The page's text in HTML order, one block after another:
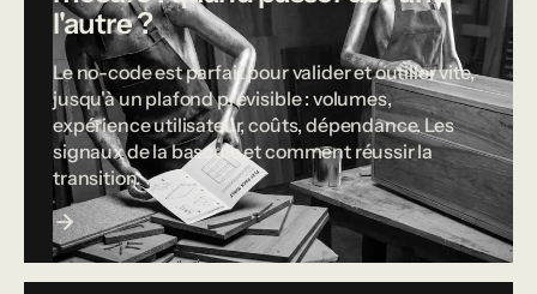
l'autre ?
Le no-code est parfait pour valider et outiller vite,
jusqu'à un plafond prévisible : volumes,
expérience utilisateur, coûts, dépendance. Les
signaux de la bascule et comment réussir la
transition.